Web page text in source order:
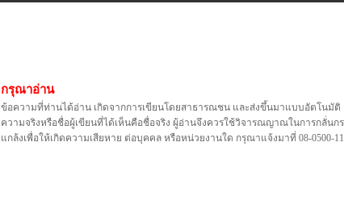
กรุณาอ่าน
ข้อความที่ท่านได้อ่าน เกิดจากการเขียนโดยสาธารณชน และส่งขึ้นมาแบบอัตโนมัติ
ความจริงหรือชื่อผู้เขียนที่ได้เห็นคือชื่อจริง ผู้อ่านจึงควรใช้วิจารณญาณในการกลั่น
แกล้งเพื่อให้เกิดความเสียหาย ต่อบุคคล หรือหน่วยงานใด กรุณาแจ้งมาที่ 08-